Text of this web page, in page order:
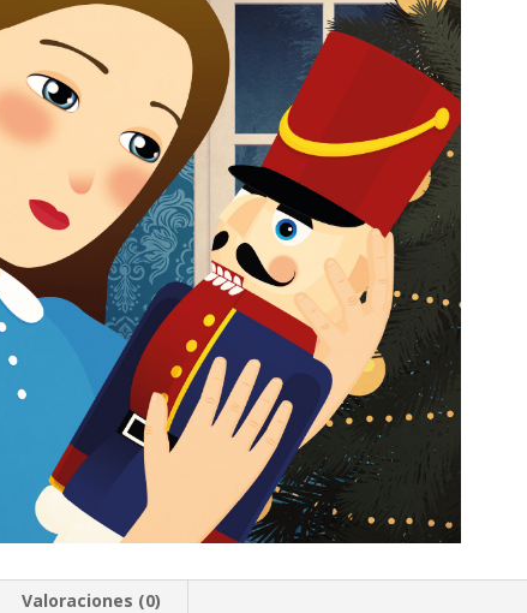
Valoraciones (0)